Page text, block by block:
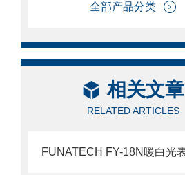
全部产品分类
相关文章
RELATED ARTICLES